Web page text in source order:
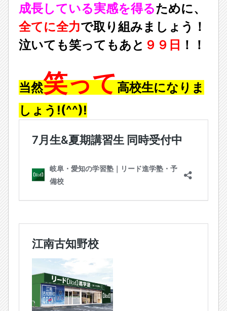
成長している実感を得るために、
全てに全力で取り組みましょう！
泣いても笑ってもあと ９９日 ！！
当然笑って高校生になりま
しょう!(^^)!